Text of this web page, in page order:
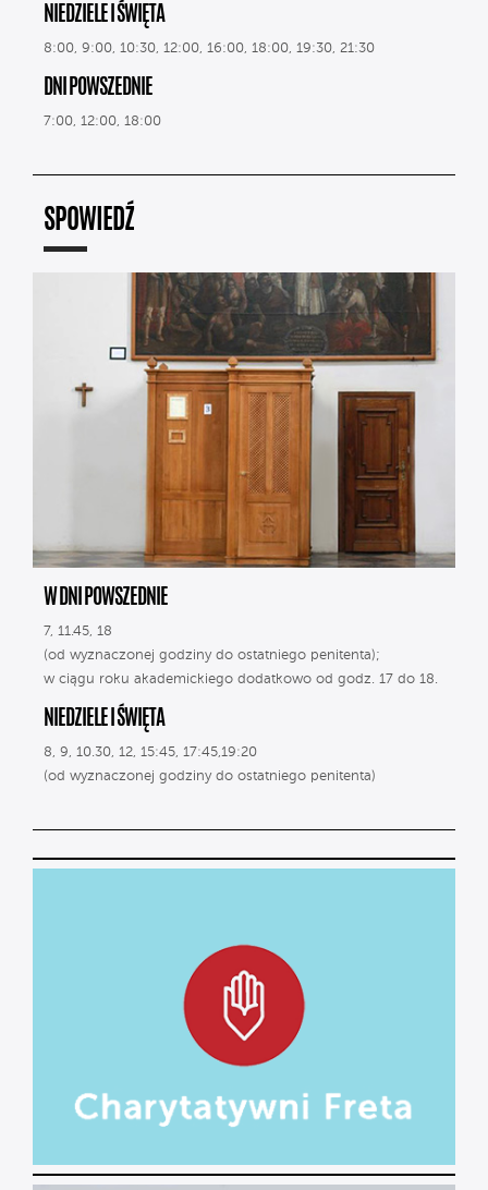
NIEDZIELE I ŚWIĘTA
8:00, 9:00, 10:30, 12:00, 16:00, 18:00, 19:30, 21:30
DNI POWSZEDNIE
7:00, 12:00, 18:00
SPOWIEDŹ
W DNI POWSZEDNIE
7, 11.45, 18
(od wyznaczonej godziny do ostatniego penitenta);
w ciągu roku akademickiego dodatkowo od godz. 17 do 18.
NIEDZIELE I ŚWIĘTA
8, 9, 10.30, 12, 15:45, 17:45,19:20
(od wyznaczonej godziny do ostatniego penitenta)